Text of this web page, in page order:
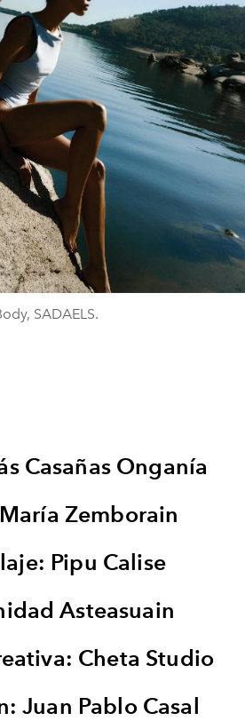
SADAELS.
Casañas Onganía
Zemborain
Pipu Calise
Asteasuain
Cheta Studio
Juan Pablo Casal